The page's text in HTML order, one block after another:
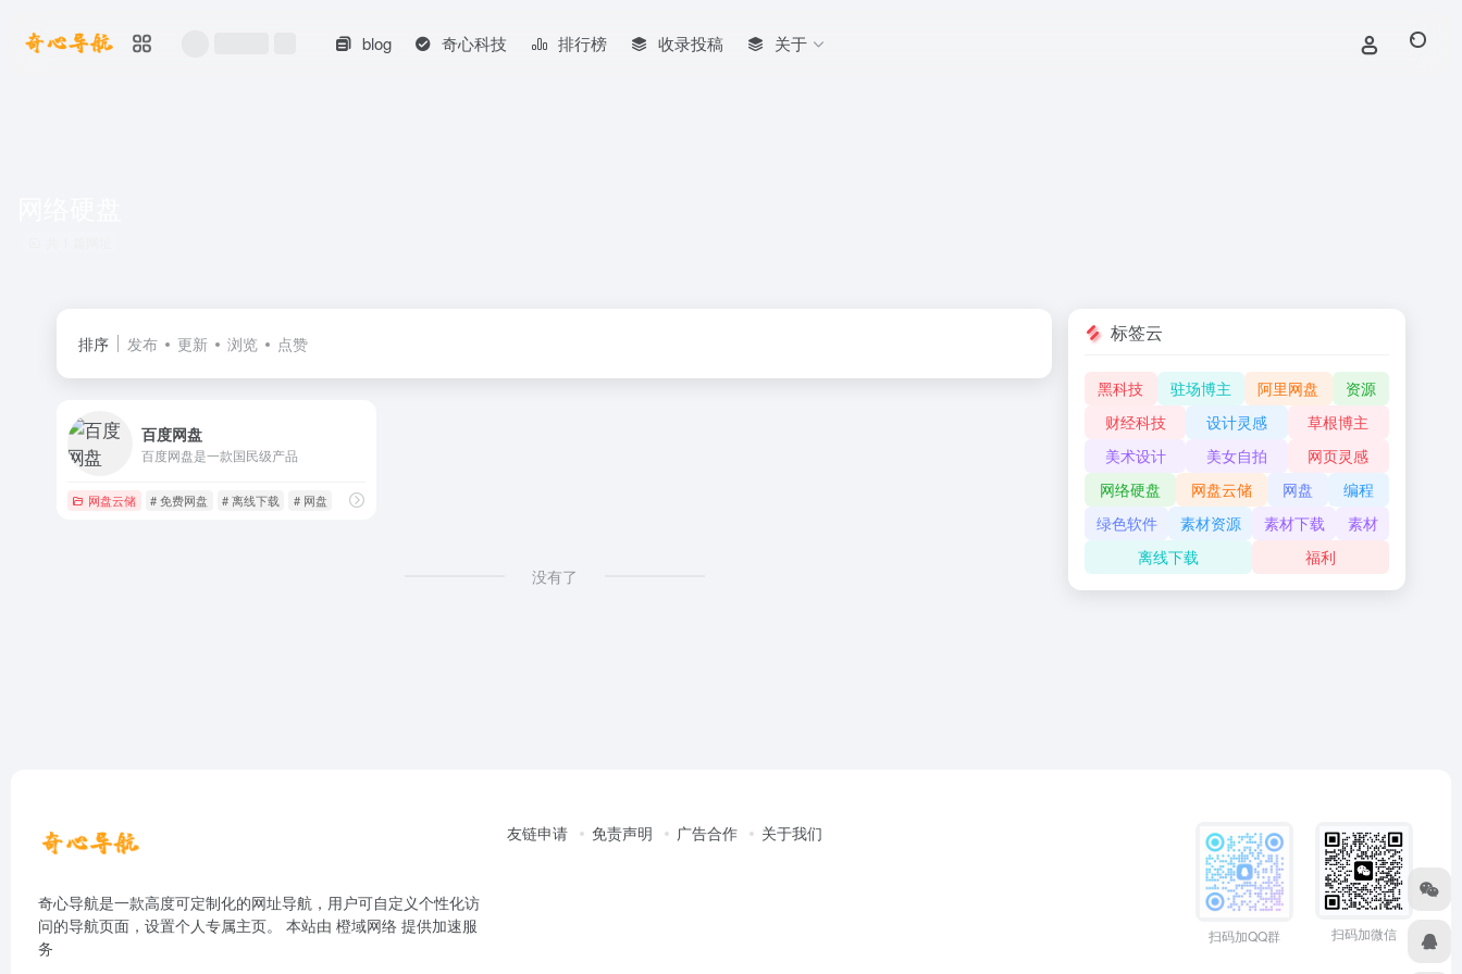
blog 奇心科技 排行榜 收录投稿 关于
排序 发布 更新 浏览 点赞
百度网盘
百度网盘是一款国民级产品
网盘云储 # 免费网盘 # 离线下载 # 网盘
没有了
标签云
黑科技 驻场博主 阿里网盘
资源
财经科技
设计灵感
草根博主
美术设计
美女自拍
网页灵感
网络硬盘
网盘云储 网盘
编程
绿色软件
素材资源 素材下载
素材
离线下载
福利
奇心导航是一款高度可定制化的网址导航，用户可自定义个性化访
问的导航页面，设置个人专属主页。 本站由 橙域网络 提供加速服
务
友链申请 免责声明 广告合作 关于我们
扫码加QQ群 扫码加微信